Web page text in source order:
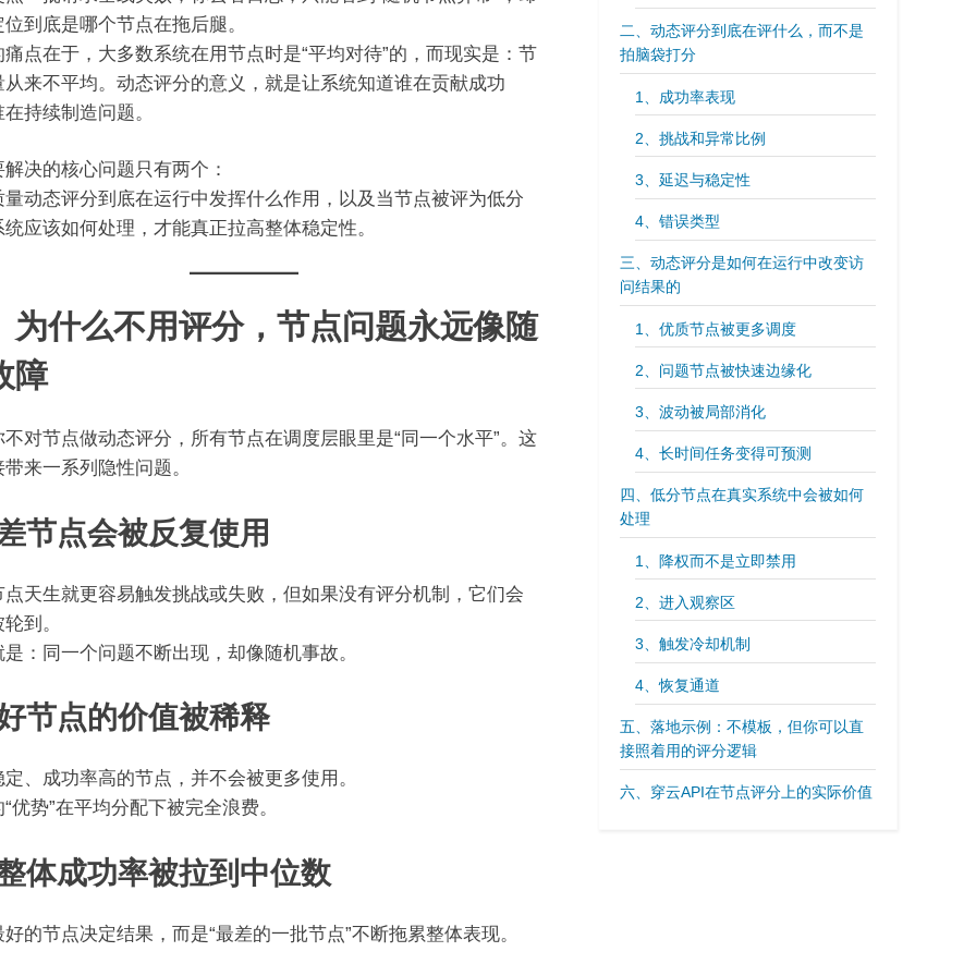
到底是哪个节点在拖后腿。
痛点在于，大多数系统在用节点时是“平均对待”的，而现实是：节
从来不平均。动态评分的意义，就是让系统知道谁在贡献成功
持续制造问题。
决的核心问题只有两个：
量动态评分到底在运行中发挥什么作用，以及当节点被评为低分
应该如何处理，才能真正拉高整体稳定性。
为什么不用评分，节点问题永远像随
障
不对节点做动态评分，所有节点在调度层眼里是“同一个水平”。这
来一系列隐性问题。
节点会被反复使用
点天生就更容易触发挑战或失败，但如果没有评分机制，它们会
到。
：同一个问题不断出现，却像随机事故。
节点的价值被稀释
、成功率高的节点，并不会被更多使用。
优势”在平均分配下被完全浪费。
体成功率被拉到中位数
的节点决定结果，而是“最差的一批节点”不断拖累整体表现。
二、动态评分到底在评什么，而不是
拍脑袋打分
1、成功率表现
2、挑战和异常比例
3、延迟与稳定性
4、错误类型
三、动态评分是如何在运行中改变访
问结果的
1、优质节点被更多调度
2、问题节点被快速边缘化
3、波动被局部消化
4、长时间任务变得可预测
四、低分节点在真实系统中会被如何
处理
1、降权而不是立即禁用
2、进入观察区
3、触发冷却机制
4、恢复通道
五、落地示例：不模板，但你可以直
接照着用的评分逻辑
六、穿云API在节点评分上的实际价值